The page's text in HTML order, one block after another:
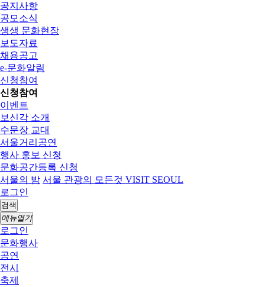
공지사항
공모소식
생생 문화현장
보도자료
채용공고
e-문화알림
신청참여
신청참여
이벤트
보신각 소개
수문장 교대
서울거리공연
행사 홍보 신청
문화공간등록 신청
서울의 밤 서울 관광의 모든것 VISIT SEOUL
로그인
검색
메뉴열기
로그인
문화행사
공연
전시
축제